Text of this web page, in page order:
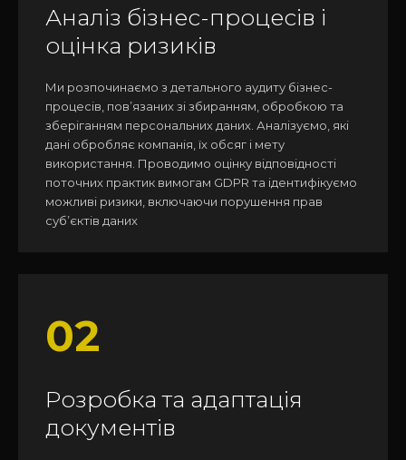
Аналіз бізнес-процесів і
оцінка ризиків
Ми розпочинаємо з детального аудиту бізнес-
процесів, пов’язаних зі збиранням, обробкою та
зберіганням персональних даних. Аналізуємо, які
дані обробляє компанія, їх обсяг і мету
використання. Проводимо оцінку відповідності
поточних практик вимогам GDPR та ідентифікуємо
можливі ризики, включаючи порушення прав
суб’єктів даних
02
Розробка та адаптація
документів